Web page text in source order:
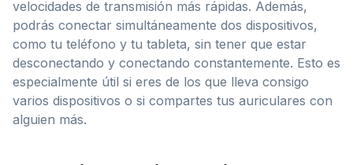
velocidades de transmisión más rápidas. Además,
podrás conectar simultáneamente dos dispositivos,
como tu teléfono y tu tableta, sin tener que estar
desconectando y conectando constantemente. Esto es
especialmente útil si eres de los que lleva consigo
varios dispositivos o si compartes tus auriculares con
alguien más.